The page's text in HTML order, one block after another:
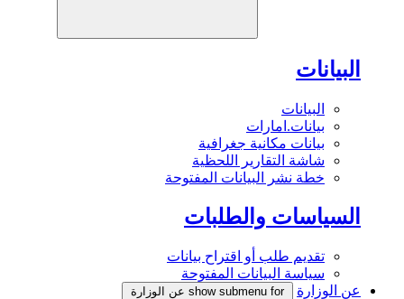
البيانات
البيانات
بيانات.امارات
بيانات مكانية جغرافية
شاشة التقارير اللحظية
خطة نشر البيانات المفتوحة
السياسات والطلبات
تقديم طلب أو اقتراح بيانات
سياسة البيانات المفتوحة
عن الوزارة
show submenu for عن الوزارة